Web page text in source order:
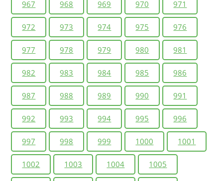
967 968 969 970 971
972 973 974 975 976
977 978 979 980 981
982 983 984 985 986
987 988 989 990 991
992 993 994 995 996
997 998 999 1000 1001
1002 1003 1004 1005